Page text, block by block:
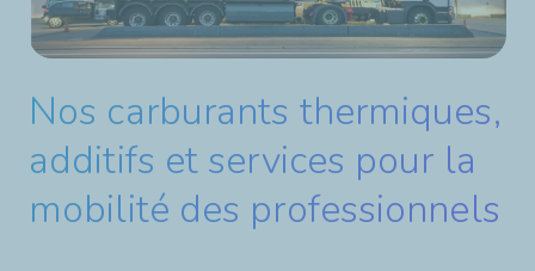
Nos carburants thermiques,
additifs et services pour la
mobilité des professionnels